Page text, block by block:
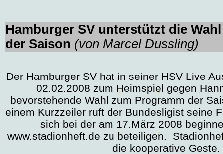
Hamburger SV unterstützt die
der Saison (von Marcel Dussling)
Der Hamburger SV hat in seiner HSV Live
02.02.2008 zum Heimspiel gegen
bevorstehende Wahl zum Programm der
einem Kurzzeiler ruft der Bundesligist seine
sich bei der am 17.März 2008
www.stadionheft.de zu beteiligen.
die kooperative Geste.